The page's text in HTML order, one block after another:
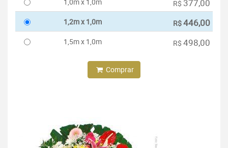
R$ 377,00
1,2m x 1,0m R$446,00
1,5m x 1,0m R$ 498,00
Comprar